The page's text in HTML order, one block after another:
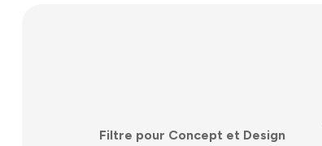
Filtre pour Concept et Design